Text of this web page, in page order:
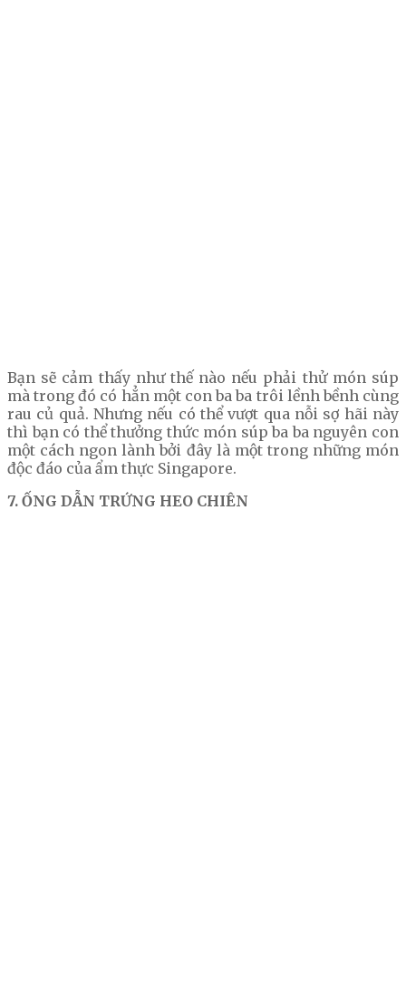
Bạn sẽ cảm thấy như thế nào nếu phải thử món súp
mà trong đó có hẳn một con ba ba trôi lềnh bềnh cùng
rau củ quả. Nhưng nếu có thể vượt qua nỗi sợ hãi này
thì bạn có thể thưởng thức món súp ba ba nguyên con
một cách ngon lành bởi đây là một trong những món
độc đáo của ẩm thực Singapore.
7. ỐNG DẪN TRỨNG HEO CHIÊN